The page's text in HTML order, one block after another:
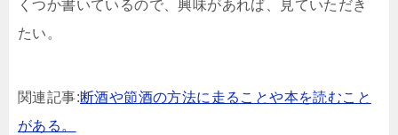
くつか書いているので、興味があれば、見ていただき
たい。
関連記事:断酒や節酒の方法に走ることや本を読むこと
がある。